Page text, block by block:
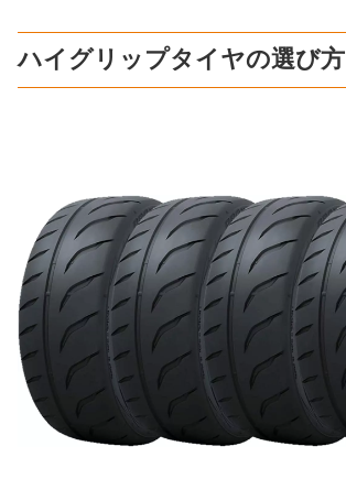
ハイグリップタイヤの選び方